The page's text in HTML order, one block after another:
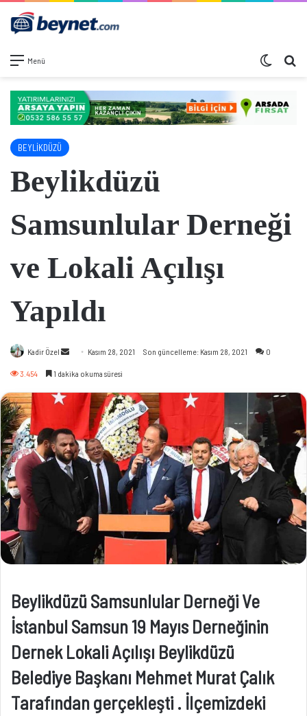
Menü Dış
BEYLİKDÜZÜ
Beylikdüzü
Samsunlular Derneği
ve Lokali Açılışı
Yapıldı
Kadir Özel
Bir
göndermek
Kasım 28, 2021 Son güncelleme: Kasım 28, 2021 0
3.454 1 dakika okuma süresi
Beylikdüzü Samsunlular Derneği Ve
İstanbul Samsun 19 Mayıs Derneğinin
Dernek Lokali Açılışı Beylikdüzü
Belediye Başkanı Mehmet Murat Çalık
Tarafından gerçekleşti . İlçemizdeki